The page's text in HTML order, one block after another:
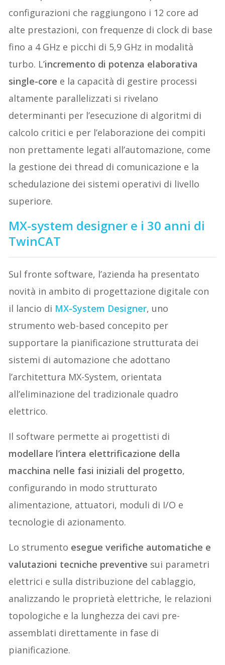
configurazioni che raggiungono i 12 core ad
alte prestazioni, con frequenze di clock di base
fino a 4 GHz e picchi di 5,9 GHz in modalità
turbo. L’incremento di potenza elaborativa
single-core e la capacità di gestire processi
altamente parallelizzati si rivelano
determinanti per l’esecuzione di algoritmi di
calcolo critici e per l’elaborazione dei compiti
non prettamente legati all’automazione, come
la gestione dei thread di comunicazione e la
schedulazione dei sistemi operativi di livello
superiore.
MX-system designer e i 30 anni di
TwinCAT
Sul fronte software, l’azienda ha presentato
novità in ambito di progettazione digitale con
il lancio di MX-System Designer, uno
strumento web-based concepito per
supportare la pianificazione strutturata dei
sistemi di automazione che adottano
l’architettura MX-System, orientata
all’eliminazione del tradizionale quadro
elettrico.
Il software permette ai progettisti di
modellare l’intera elettrificazione della
macchina nelle fasi iniziali del progetto,
configurando in modo strutturato
alimentazione, attuatori, moduli di I/O e
tecnologie di azionamento.
Lo strumento esegue verifiche automatiche e
valutazioni tecniche preventive sui parametri
elettrici e sulla distribuzione del cablaggio,
analizzando le proprietà elettriche, le relazioni
topologiche e la lunghezza dei cavi pre-
assemblati direttamente in fase di
pianificazione.